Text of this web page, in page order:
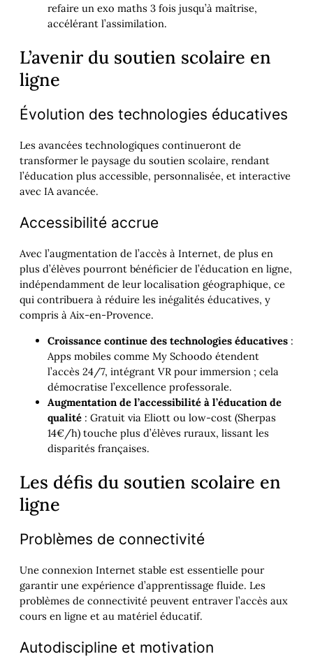
refaire un exo maths 3 fois jusqu’à maîtrise,
accélérant l’assimilation.
L’avenir du soutien scolaire en
ligne
Évolution des technologies éducatives
Les avancées technologiques continueront de
transformer le paysage du soutien scolaire, rendant
l’éducation plus accessible, personnalisée, et interactive
avec IA avancée.
Accessibilité accrue
Avec l’augmentation de l’accès à Internet, de plus en
plus d’élèves pourront bénéficier de l’éducation en ligne,
indépendamment de leur localisation géographique, ce
qui contribuera à réduire les inégalités éducatives, y
compris à Aix-en-Provence.
Croissance continue des technologies éducatives :
Apps mobiles comme My Schoodo étendent
l’accès 24/7, intégrant VR pour immersion ; cela
démocratise l’excellence professorale.
Augmentation de l’accessibilité à l’éducation de
qualité : Gratuit via Eliott ou low-cost (Sherpas
14€/h) touche plus d’élèves ruraux, lissant les
disparités françaises.
Les défis du soutien scolaire en
ligne
Problèmes de connectivité
Une connexion Internet stable est essentielle pour
garantir une expérience d’apprentissage fluide. Les
problèmes de connectivité peuvent entraver l’accès aux
cours en ligne et au matériel éducatif.
Autodiscipline et motivation